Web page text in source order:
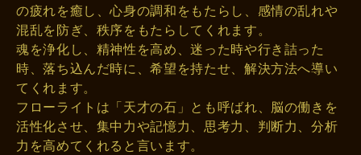
の疲れを癒し、心身の調和をもたらし、感情の乱れや
混乱を防ぎ、秩序をもたらしてくれます。
魂を浄化し、精神性を高め、迷った時や行き詰った
時、落ち込んだ時に、希望を持たせ、解決方法へ導い
てくれます。
フローライトは「天才の石」とも呼ばれ、脳の働きを
活性化させ、集中力や記憶力、思考力、判断力、分析
力を高めてくれると言います。